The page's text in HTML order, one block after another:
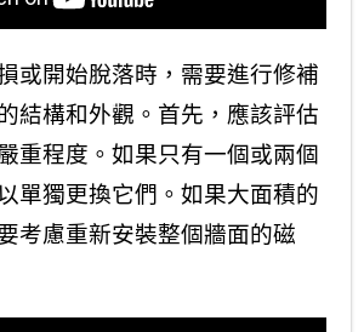
或開始脫落時，需要進行修補
結構和外觀。首先，應該評估
重程度。如果只有一個或兩個
單獨更換它們。如果大面積的
考慮重新安裝整個牆面的磁